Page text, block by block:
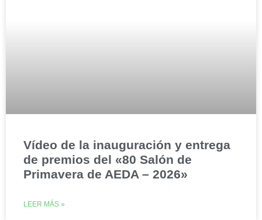
Vídeo de la inauguración y entrega
de premios del «80 Salón de
Primavera de AEDA – 2026»
LEER MÁS »